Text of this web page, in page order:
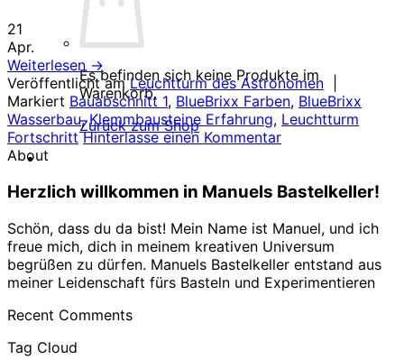
Es befinden sich keine Produkte im
Warenkorb.
Zurück zum Shop
21
Apr.
Weiterlesen →
Veröffentlicht amLeuchtturm des Astronomen
Markiert Bauabschnitt 1, BlueBrixx Farben, BlueBrixx
Wasserbau,Klemmbausteine Erfahrung, Leuchtturm
Fortschritt Hinterlasse einen Kommentar
About
Herzlich willkommen in Manuels Bastelkeller!
Schön, dass du da bist! Mein Name ist Manuel, und ich
freue mich, dich in meinem kreativen Universum
begrüßen zu dürfen. Manuels Bastelkeller entstand aus
meiner Leidenschaft fürs Basteln und Experimentieren
Recent Comments
Tag Cloud